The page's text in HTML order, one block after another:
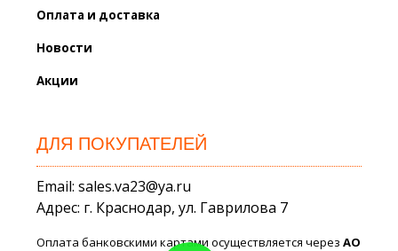
Оплата и доставка
Новости
Акции
ДЛЯ ПОКУПАТЕЛЕЙ
Email: sales.va23@ya.ru
Адрес: г. Краснодар, ул. Гаврилова 7
Оплата банковскими картами осуществляется черезАО